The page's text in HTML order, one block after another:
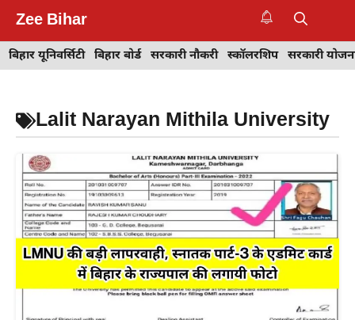
content
Zee Bihar
बिहार यूनिवर्सिटी बिहार बोर्ड सरकारी नौकरी स्कॉलरशिप सरकारी
Lalit Narayan Mithila University